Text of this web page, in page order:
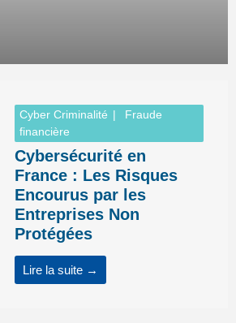
Cyber Criminalité
Fraude
financière
Cybersécurité en
France : Les Risques
Encourus par les
Entreprises Non
Protégées
Lire la suite →